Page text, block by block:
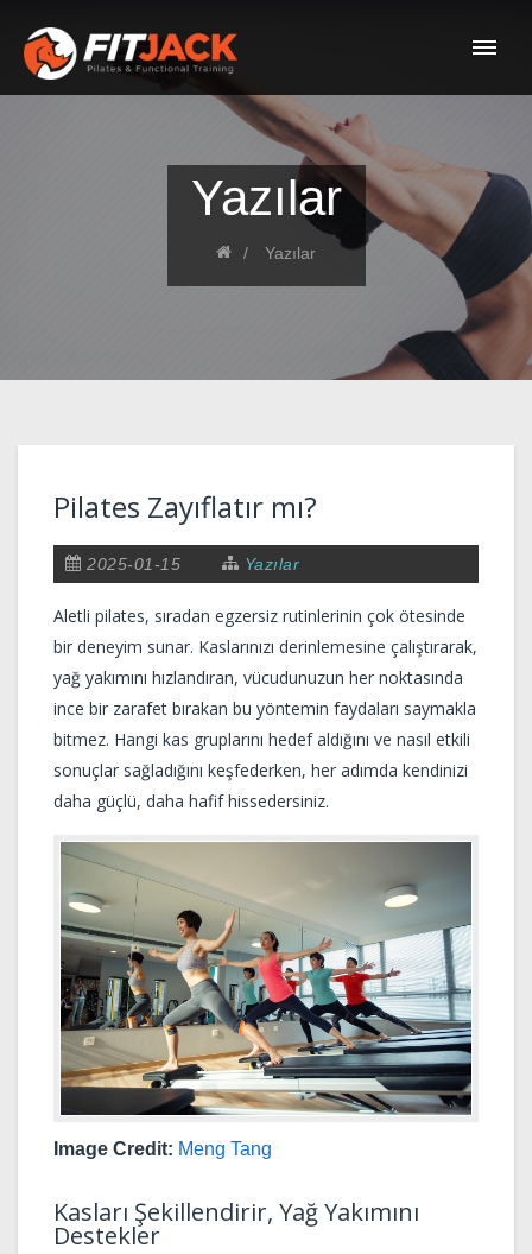
Yazılar
Yazılar
Pilates Zayıflatır mı?
2025-01-15 Yazılar
Aletli pilates, sıradan egzersiz rutinlerinin çok ötesinde
bir deneyim sunar. Kaslarınızı derinlemesine çalıştırarak,
yağ yakımını hızlandıran, vücudunuzun her noktasında
ince bir zarafet bırakan bu yöntemin faydaları saymakla
bitmez. Hangi kas gruplarını hedef aldığını ve nasıl etkili
sonuçlar sağladığını keşfederken, her adımda kendinizi
daha güçlü, daha hafif hissedersiniz.
Image Credit: Meng Tang
Kasları Şekillendirir, Yağ Yakımını
Destekler